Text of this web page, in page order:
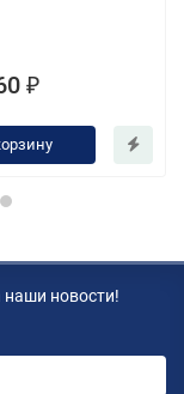
₽
наши новости!